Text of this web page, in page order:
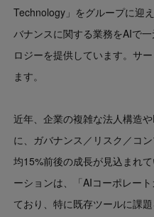
Technology」をグループに迎
バナンスに関する業務をAIで
ロジーを提供しています。サ
ます。
近年、企業の複雑な法人構造
に、ガバナンス／リスク／コ
均15%前後の成長が見込まれ
ーションは、「AIコーポレー
ており、特に既存ツールに課